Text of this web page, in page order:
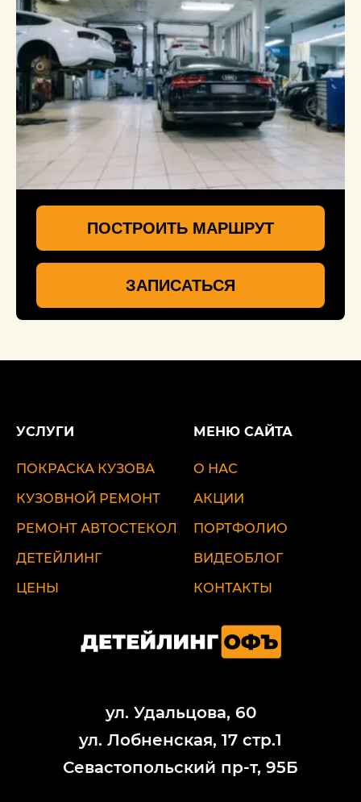
ПОСТРОИТЬ МАРШРУТ
ЗАПИСАТЬСЯ
УСЛУГИ
ПОКРАСКА КУЗОВА
КУЗОВНОЙ РЕМОНТ
РЕМОНТ АВТОСТЕКОЛ
ДЕТЕЙЛИНГ
ЦЕНЫ
МЕНЮ САЙТА
О НАС
АКЦИИ
ПОРТФОЛИО
ВИДЕОБЛОГ
КОНТАКТЫ
ул. Удальцова, 60
ул. Лобненская, 17 стр.1
Севастопольский пр-т, 95Б